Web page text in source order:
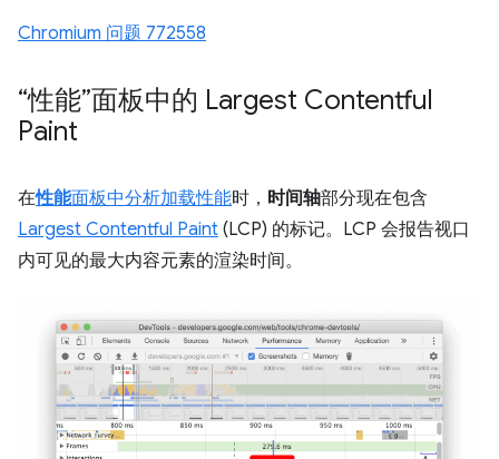
Chromium 问题 772558
“性能”面板中的 Largest Contentful
Paint
在性能面板中分析加载性能时， 时间轴部分现在包含
Largest Contentful Paint (LCP) 的标记。LCP 会报告视口
内可见的最大内容元素的渲染时间。